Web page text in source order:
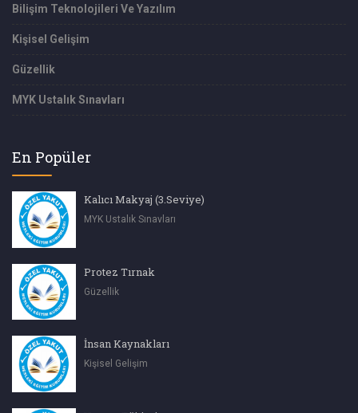
Bilişim Teknolojileri Ve Yazılım
Kişisel Gelişim
Güzellik
MYK Ustalık Sınavları
En Popüler
Kalıcı Makyaj (3.Seviye)
MYK Ustalık Sınavları
Protez Tırnak
Güzellik
İnsan Kaynakları
Kişisel Gelişim